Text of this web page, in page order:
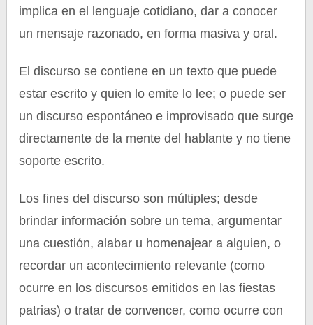
implica en el lenguaje cotidiano, dar a conocer
un mensaje razonado, en forma masiva y oral.
El discurso se contiene en un texto que puede
estar escrito y quien lo emite lo lee; o puede ser
un discurso espontáneo e improvisado que surge
directamente de la mente del hablante y no tiene
soporte escrito.
Los fines del discurso son múltiples; desde
brindar información sobre un tema, argumentar
una cuestión, alabar u homenajear a alguien, o
recordar un acontecimiento relevante (como
ocurre en los discursos emitidos en las fiestas
patrias) o tratar de convencer, como ocurre con